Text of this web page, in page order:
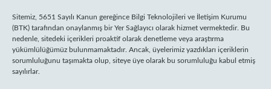
Sitemiz, 5651 Sayılı Kanun gereğince Bilgi Teknolojileri ve İletişim Kurumu
(BTK) tarafından onaylanmış bir Yer Sağlayıcı olarak hizmet vermektedir. Bu
nedenle, sitedeki içerikleri proaktif olarak denetleme veya araştırma
yükümlülüğümüz bulunmamaktadır. Ancak, üyelerimiz yazdıkları içeriklerin
sorumluluğunu taşımakta olup, siteye üye olarak bu sorumluluğu kabul etmiş
sayılırlar.